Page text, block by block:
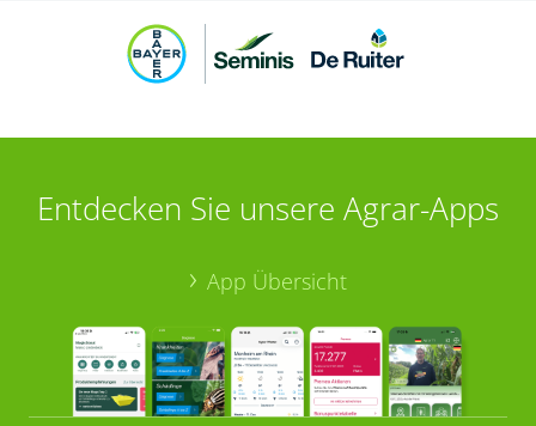
Entdecken Sie unsere Agrar-Apps
App Übersicht